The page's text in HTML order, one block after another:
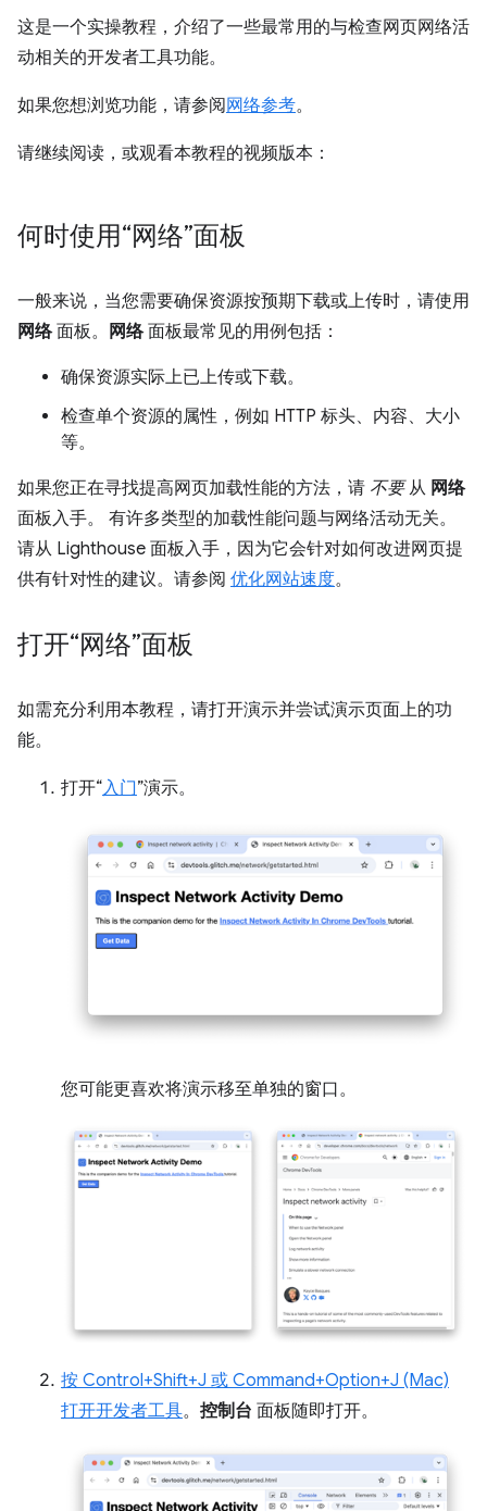
这是一个实操教程，介绍了一些最常用的与检查网页网络活
动相关的开发者工具功能。
如果您想浏览功能，请参阅 网络参考。
请继续阅读，或观看本教程的视频版本：
何时使用“网络”面板
一般来说，当您需要确保资源按预期下载或上传时，请使用
网络面板。 网络面板最常见的用例包括：
确保资源实际上已上传或下载。
检查单个资源的属性，例如 HTTP 标头、内容、大小
等。
如果您正在寻找提高网页加载性能的方法，请 不要从 网络
面板入手。 有许多类型的加载性能问题与网络活动无关。
请从 Lighthouse 面板入手，因为它会针对如何改进网页提
供有针对性的建议。请参阅 优化网站速度。
打开“网络”面板
如需充分利用本教程，请打开演示并尝试演示页面上的功
能。
打开“入门”演示。
您可能更喜欢将演示移至单独的窗口。
按 Control+Shift+J 或 Command+Option+J (Mac)
打开开发者工具。 控制台 面板随即打开。